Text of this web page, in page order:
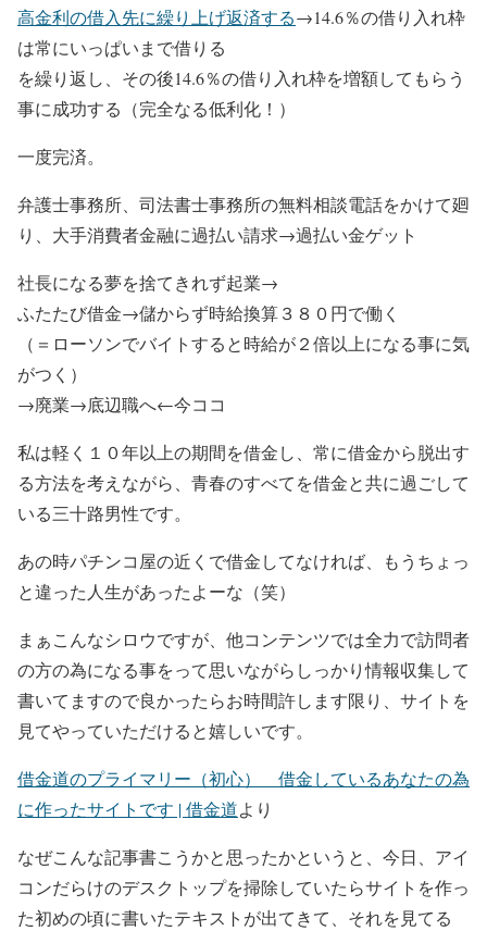
高金利の借入先に繰り上げ返済する→14.6％の借り入れ枠
は常にいっぱいまで借りる
を繰り返し、その後14.6％の借り入れ枠を増額してもらう
事に成功する（完全なる低利化！）
一度完済。
弁護士事務所、司法書士事務所の無料相談電話をかけて廻
り、大手消費者金融に過払い請求→過払い金ゲット
社長になる夢を捨てきれず起業→
ふたたび借金→儲からず時給換算３８０円で働く
（＝ローソンでバイトすると時給が２倍以上になる事に気
がつく）
→廃業→底辺職へ←今ココ
私は軽く１０年以上の期間を借金し、常に借金から脱出す
る方法を考えながら、青春のすべてを借金と共に過ごして
いる三十路男性です。
あの時パチンコ屋の近くで借金してなければ、もうちょっ
と違った人生があったよーな（笑）
まぁこんなシロウですが、他コンテンツでは全力で訪問者
の方の為になる事をって思いながらしっかり情報収集して
書いてますので良かったらお時間許します限り、サイトを
見てやっていただけると嬉しいです。
借金道のプライマリー（初心） 借金しているあなたの為
に作ったサイトです | 借金道より
なぜこんな記事書こうかと思ったかというと、今日、アイ
コンだらけのデスクトップを掃除していたらサイトを作っ
た初めの頃に書いたテキストが出てきて、それを見てる